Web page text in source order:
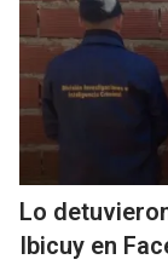
Lo
Ibicuy en